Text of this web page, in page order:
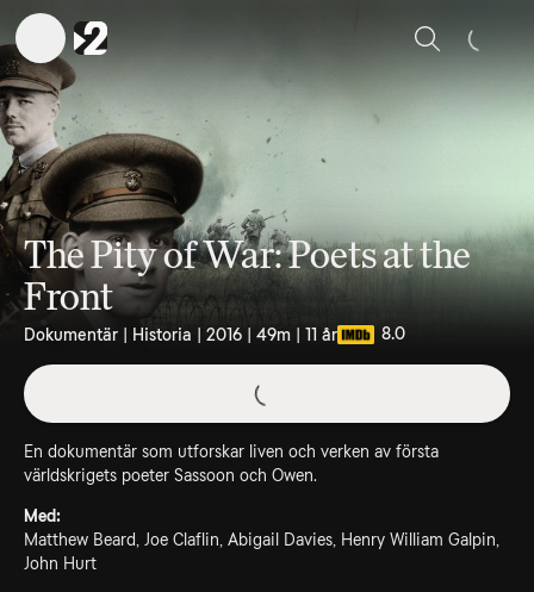
Sök
The Pity of War: Poets at the
Front
Dokumentär | Historia | 2016 | 49m | 11 år 8.0
En dokumentär som utforskar liven och verken av första
världskrigets poeter Sassoon och Owen.
Med:
Matthew Beard, Joe Claflin, Abigail Davies, Henry William Galpin,
John Hurt